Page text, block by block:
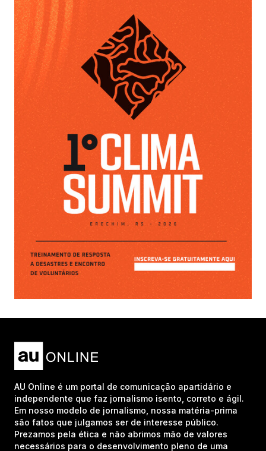
AU Online é um portal de comunicação apartidário e
independente que faz jornalismo isento, correto e ágil.
Em nosso modelo de jornalismo, nossa matéria-prima
são fatos que julgamos ser de interesse público.
Prezamos pela ética e não abrimos mão de valores
necessários para o desenvolvimento pleno de uma